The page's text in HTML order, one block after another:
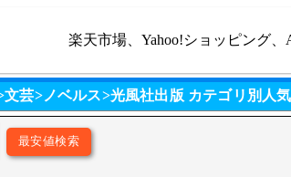
楽天市場、Yahoo!ショッピング
芸>ノベルス>光風社出版 カテゴリ別人